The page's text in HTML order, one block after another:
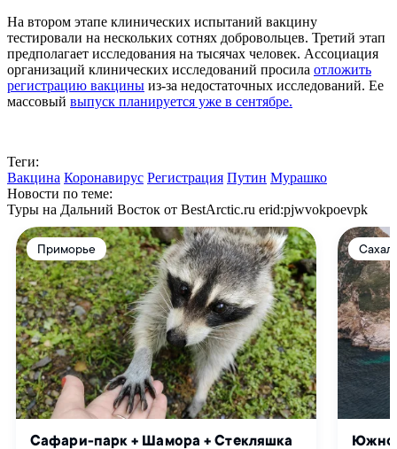
На втором этапе клинических испытаний вакцину
тестировали на нескольких сотнях добровольцев. Третий этап
предполагает исследования на тысячах человек. Ассоциация
организаций клинических исследований просила отложить
регистрацию вакцины из-за недостаточных исследований. Ее
массовый выпуск планируется уже в сентябре.
Теги:
Вакцина Коронавирус Регистрация Путин Мурашко
Новости по теме:
Туры на Дальний Восток от BestArctic.ru erid:pjwvokpoevpk